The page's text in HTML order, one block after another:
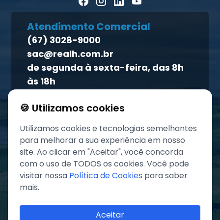
Direito dos titulares
Política de qualidade
Atendimento ao titular
Canal de ética
Blog Pecuária Forte
Homeopet
Atendimento Comercial
(67) 3028-9000
sac@realh.com.br
de segunda à sexta-feira, das 8h
às 18h
Grupo REAL. Todos os direitos reservados.
🍪 Utilizamos cookies
Utilizamos cookies e tecnologias semelhantes
para melhorar a sua experiência em nosso
site. Ao clicar em "Aceitar", você concorda
com o uso de TODOS os cookies. Você pode
visitar nossa Política de Cookies para saber
mais.
Aceitar